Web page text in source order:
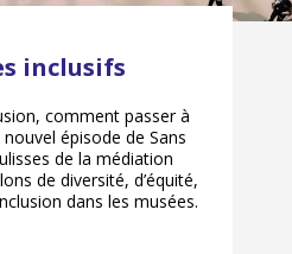
inclusifs
comment passer à
nouvel épisode de Sans
de la médiation
de diversité, d’équité,
dans les musées.